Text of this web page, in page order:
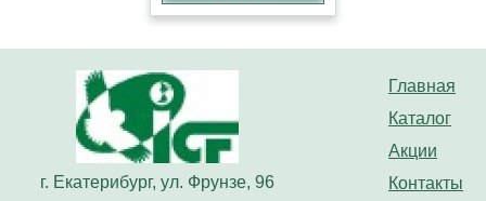
Главная
Каталог
Акции
Контакты
г. Екатерибург, ул. Фрунзе, 96